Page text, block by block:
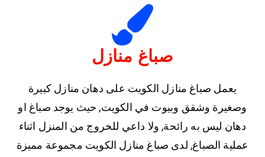
صباغ منازل
يعمل صباغ منازل الكويت على دهان منازل كبيرة
وصغيرة وشقق وبيوت في الكويت, حيث يوجد صباغ او
دهان ليس به رائحة, ولا داعي للخروج من المنزل اثناء
عملية الصباغ, لدى صباغ منازل الكويت مجموعة مميزة